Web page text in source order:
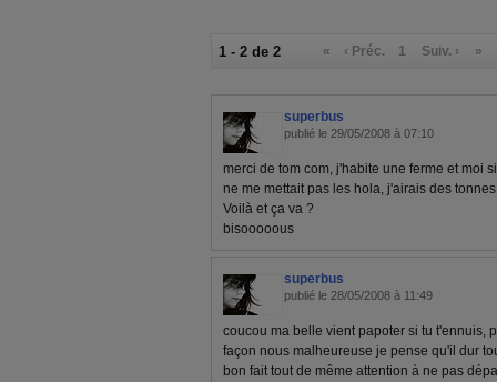
1 - 2 de 2 « ‹ Préc. 1 Suiv. › »
superbus
publié le 29/05/2008 à 07:10
merci de tom com, j'habite une ferme et moi
ne me mettait pas les hola, j'airais des
Voilà et ça va ?
bisooooous
superbus
publié le 28/05/2008 à 11:49
coucou ma belle vient papoter si tu t'ennuis,
façon nous malheureuse je pense qu'il dur
bon fait tout de même attention à ne pas